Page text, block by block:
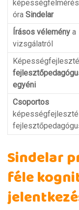
óra Sindelar
Írásos vélemény a
vizsgálatról
egyéni
Csoportos
Sindelar
féle